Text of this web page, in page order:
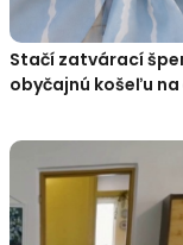
Stačí zatvárací
obyčajnú košeľu